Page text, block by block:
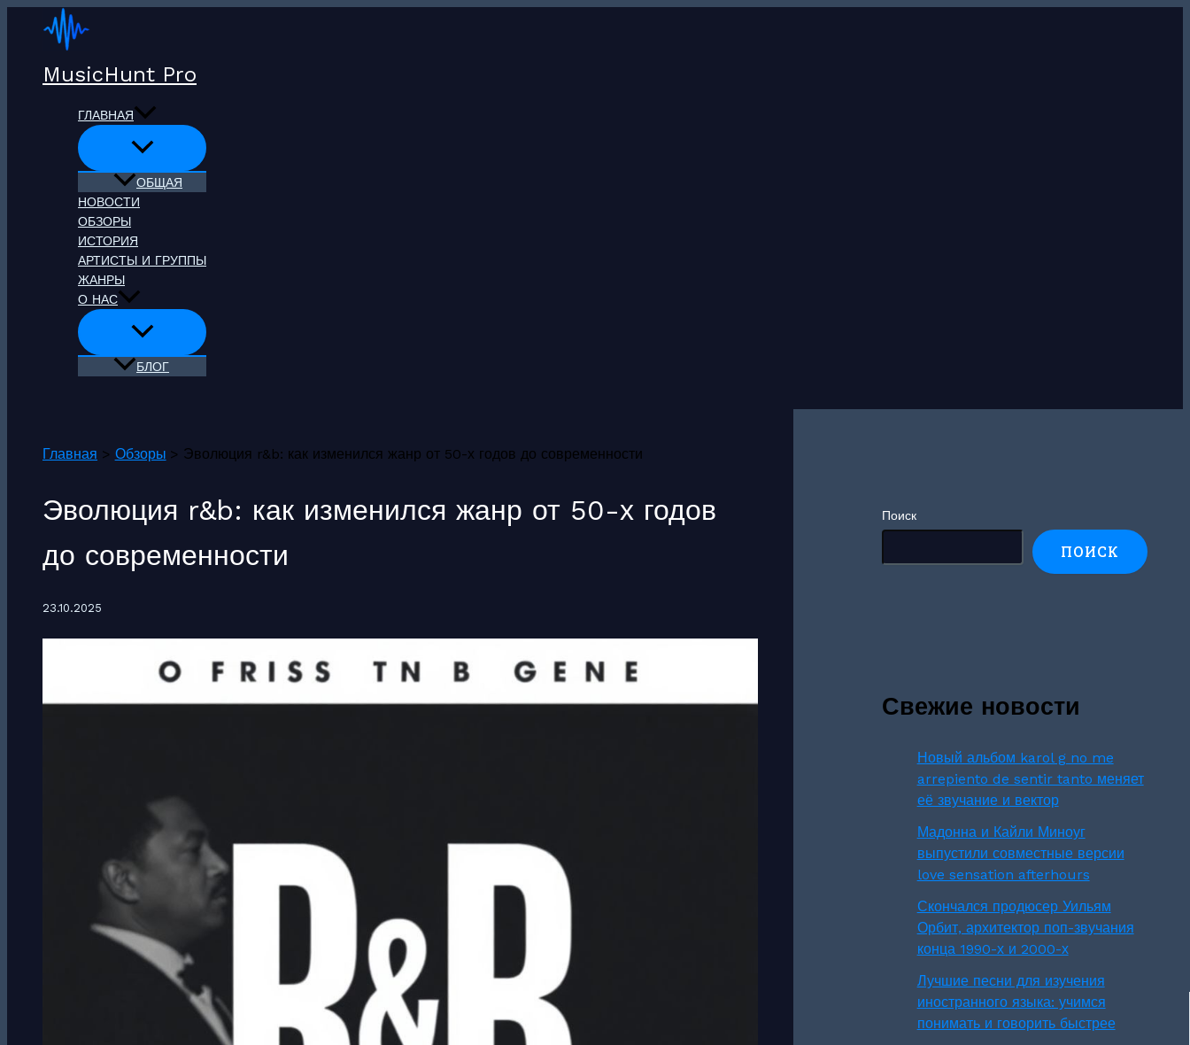
Перейти
MusicHunt Pro
ГЛАВНАЯ
ОБЩАЯ
НОВОСТИ
ОБЗОРЫ
ИСТОРИЯ
АРТИСТЫ И ГРУППЫ
ЖАНРЫ
О НАС
БЛОГ
Главная Обзоры Эволюция r&b: как изменился жанр от 50-х годов до современности
Эволюция r&b: как изменился жанр от 50-х годов
до современности
23.10.2025
Поиск
ПОИСК
Свежие новости
Новый альбом karol g no me
arrepiento de sentir tanto меняет
её звучание и вектор
Мадонна и Кайли Миноуг
выпустили совместные версии
love sensation afterhours
Скончался продюсер Уильям
Орбит, архитектор поп-звучания
конца 1990-х и 2000-х
Лучшие песни для изучения
иностранного языка: учимся
понимать и говорить быстрее